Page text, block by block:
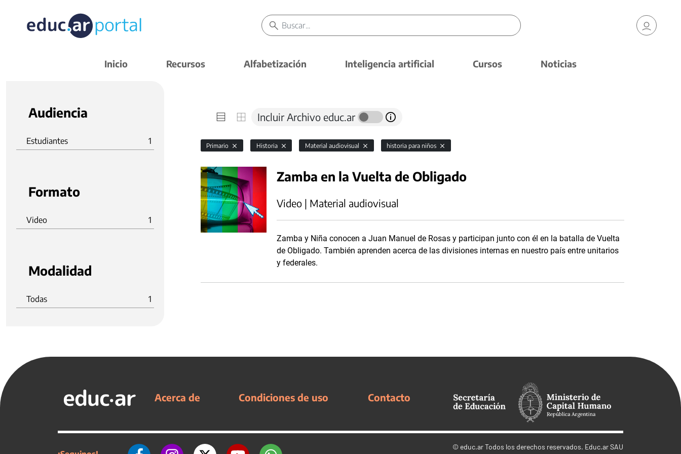
Inicio Recursos Alfabetización Inteligencia artificial Cursos Noticias
Audiencia
Estudiantes 1
Formato
Video 1
Modalidad
Todas 1
Incluir Archivo educ.ar
Primario Historia Material audiovisual historia para niños
Zamba en la Vuelta de Obligado
Video | Material audiovisual
Zamba y Niña conocen a Juan Manuel de Rosas y participan junto con él en la batalla de Vuelta
de Obligado. También aprenden acerca de las divisiones internas en nuestro país entre unitarios
y federales.
Acerca de Condiciones de uso Contacto
© educ.arTodos los derechos reservados. Educ.ar SAU